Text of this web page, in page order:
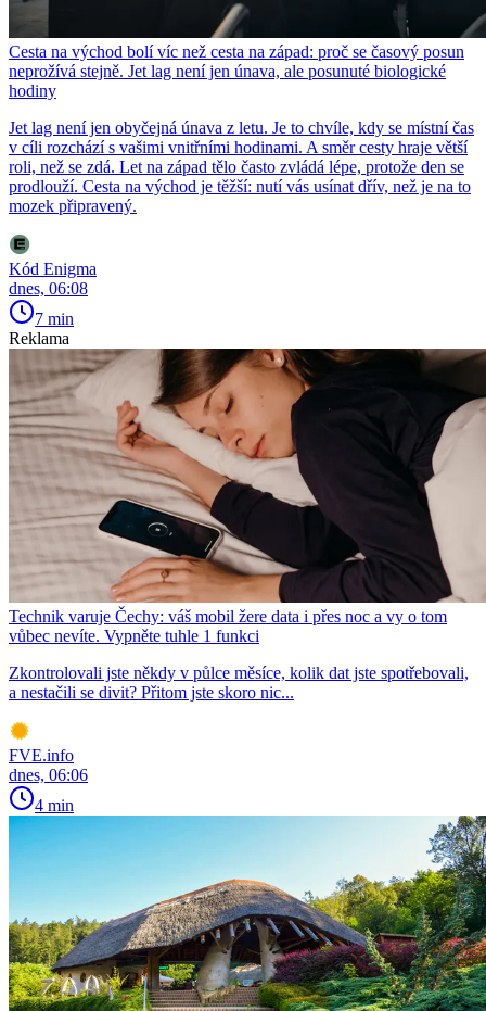
Cesta na východ bolí víc než cesta na západ: proč se časový posun
neprožívá stejně. Jet lag není jen únava, ale posunuté biologické
hodiny
Jet lag není jen obyčejná únava z letu. Je to chvíle, kdy se místní čas
v cíli rozchází s vašimi vnitřními hodinami. A směr cesty hraje větší
roli, než se zdá. Let na západ tělo často zvládá lépe, protože den se
prodlouží. Cesta na východ je těžší: nutí vás usínat dřív, než je na to
mozek připravený.
Kód Enigma
dnes, 06:08
7 min
Reklama
Technik varuje Čechy: váš mobil žere data i přes noc a vy o tom
vůbec nevíte. Vypněte tuhle 1 funkci
Zkontrolovali jste někdy v půlce měsíce, kolik dat jste spotřebovali,
a nestačili se divit? Přitom jste skoro nic...
FVE.info
dnes, 06:06
4 min